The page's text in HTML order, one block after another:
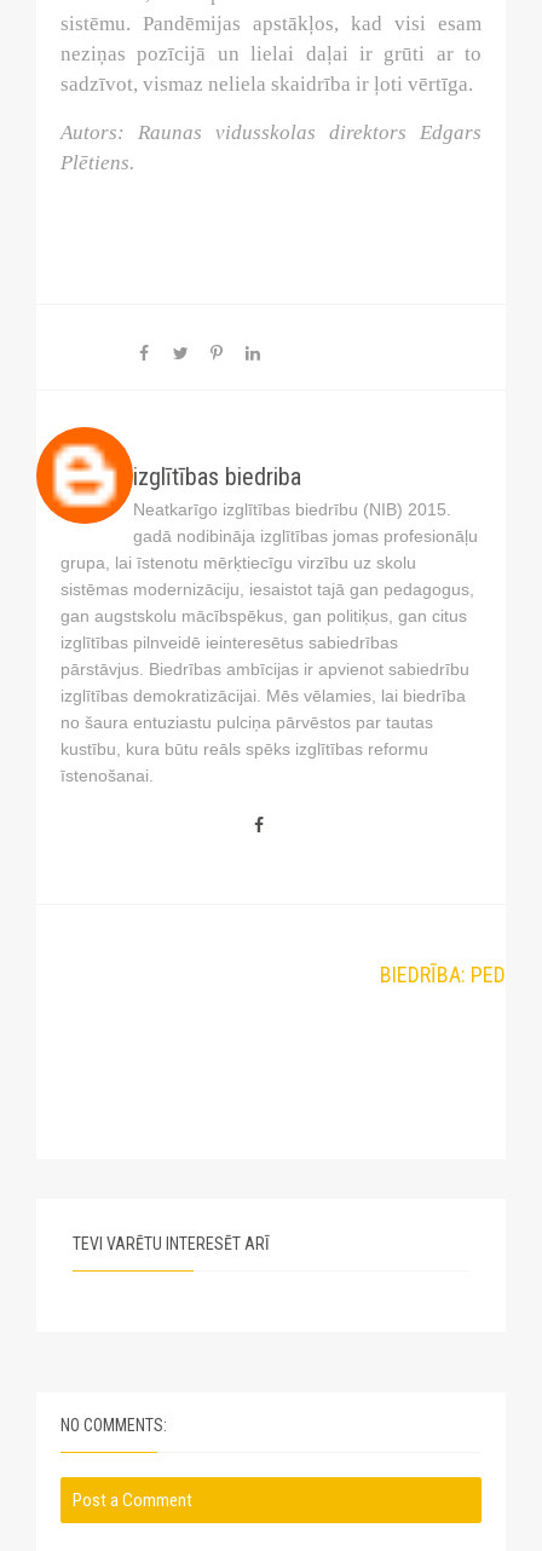
sistēmu. Pandēmijas apstākļos, kad visi esam
neziņas pozīcijā un lielai daļai ir grūti ar to
sadzīvot, vismaz neliela skaidrība ir ļoti vērtīga.
Autors: Raunas vidusskolas direktors Edgars
Plētiens.
izglītības biedriba
Neatkarīgo izglītības biedrību (NIB) 2015.
gadā nodibināja izglītības jomas profesionāļu
grupa, lai īstenotu mērķtiecīgu virzību uz skolu
sistēmas modernizāciju, iesaistot tajā gan pedagogus,
gan augstskolu mācībspēkus, gan politiķus, gan citus
izglītības pilnveidē ieinteresētus sabiedrības
pārstāvjus. Biedrības ambīcijas ir apvienot sabiedrību
izglītības demokratizācijai. Mēs vēlamies, lai biedrība
no šaura entuziastu pulciņa pārvēstos par tautas
kustību, kura būtu reāls spēks izglītības reformu
īstenošanai.
TEVI VARĒTU INTERESĒT ARĪ
NO COMMENTS:
Post a Comment